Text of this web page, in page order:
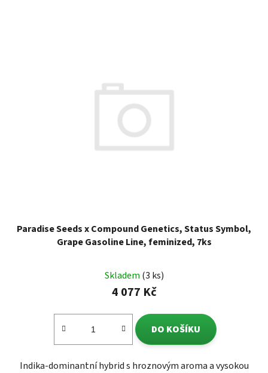
Paradise Seeds x Compound Genetics, Status Symbol,
Grape Gasoline Line, feminized, 7ks
Skladem (3 ks)
4 077 Kč
DO KOŠÍKU
Indika-dominantní hybrid s hroznovým aroma a vysokou